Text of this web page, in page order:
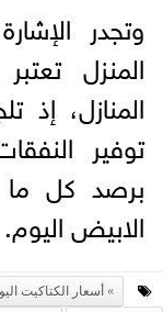
وتجدر
المنزل
المنازل، إذ
توفير
برصد كل
الابيض اليوم.
أسعار الكتاكيت